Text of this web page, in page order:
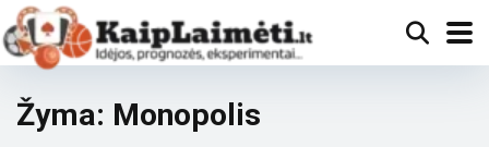
Žyma: Monopolis